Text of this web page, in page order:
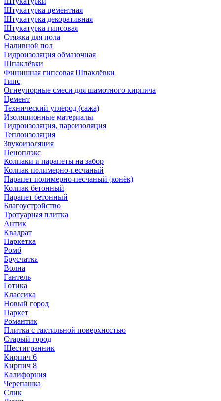
Штукатурка цементная
Штукатурка декоративная
Штукатурка гипсовая
Стяжка для пола
Наливной пол
Гидроизоляция обмазочная
Шпаклёвки
Финишная гипсовая Шпаклёвки
Гипс
Огнеупорные смеси для шамотного кирпича
Цемент
Технический углерод (сажа)
Изоляционные материалы
Гидроизоляция, пароизоляция
Теплоизоляция
Звукоизоляция
Пеноплэкс
Колпаки и парапеты на забор
Колпак полимерно-песчаный
Парапет полимерно-песчаный (конёк)
Колпак бетонный
Парапет бетонный
Благоустройство
Тротуарная плитка
Антик
Квадрат
Паркетка
Ромб
Брусчатка
Волна
Гантель
Готика
Классика
Новый город
Паркет
Романтик
Плитка с тактильной поверхностью
Старый город
Шестигранник
Кирпич 6
Кирпич 8
Калифорния
Черепашка
Слик